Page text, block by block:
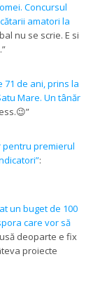
Concursul
amatori la
nu se scrie. E si
”
71 de ani, prins la
Mare. Un tânăr
”
pentru premierul
:
un buget de 100
care vor să
deoparte e fix
proiecte